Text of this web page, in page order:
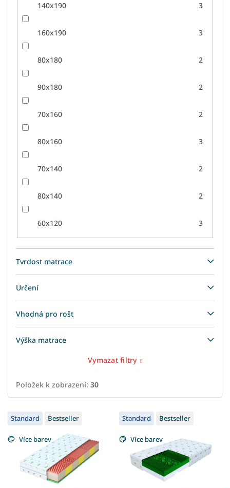
140x190 3
160x190 3
80x180 2
90x180 2
70x160 2
80x160 3
70x140 2
80x140 2
60x120 3
Tvrdost matrace
Určení
Vhodná pro rošt
Výška matrace
Vymazat filtry
Položek k zobrazení: 30
V
ý
p
i
Standard Bestseller
Více barev
Standard Bestseller
Více barev